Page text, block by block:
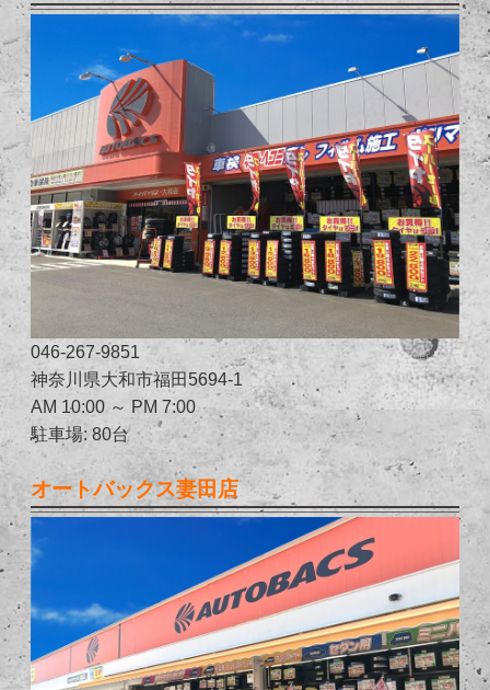
046-267-9851
神奈川県大和市福田5694-1
AM 10:00 ～ PM 7:00
駐車場: 80台
オートバックス妻田店